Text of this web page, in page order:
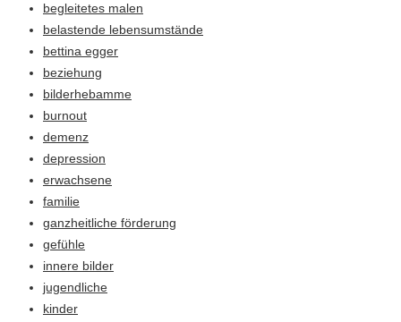
begleitetes malen
belastende lebensumstände
bettina egger
beziehung
bilderhebamme
burnout
demenz
depression
erwachsene
familie
ganzheitliche förderung
gefühle
innere bilder
jugendliche
kinder